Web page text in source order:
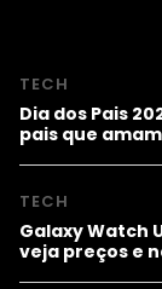
TECH
Dia dos Pais
pais que
TECH
Galaxy Watch
veja preços e